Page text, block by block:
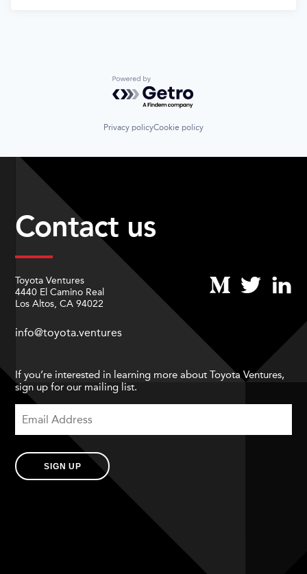
Powered by Getro.com
Privacy policyCookie policy
Contact us
Toyota Ventures
4440 El Camino Real
Los Altos, CA 94022
info@toyota.ventures
If you’re interested in learning more about Toyota Ventures,
sign up for our mailing list.
SIGN UP